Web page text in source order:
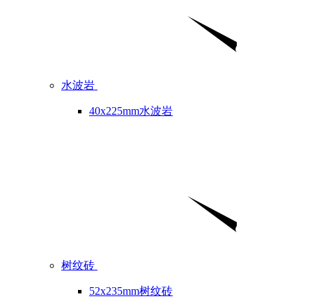
水波岩
40x225mm水波岩
树纹砖
52x235mm树纹砖